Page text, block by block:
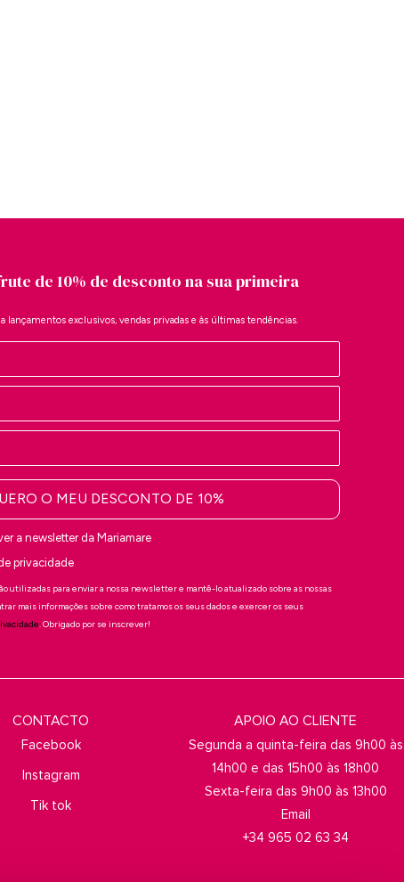
de 10% de desconto na sua primeira
lançamentos exclusivos, vendas privadas e às últimas tendências.
O MEU DESCONTO DE 10%
a newsletter da Mariamare
privacidade
utilizadas para enviar a nossa newsletter e mantê-lo atualizado sobre as nossas
mais informações sobre como tratamos os seus dados e exercer os seus
. Obrigado por se inscrever!
CONTACTO
Facebook
Instagram
Tik tok
APOIO AO CLIENTE
Segunda a quinta-feira das 9h00 às
14h00 e das 15h00 às 18h00
Sexta-feira das 9h00 às 13h00
Email
+34 965 02 63 34